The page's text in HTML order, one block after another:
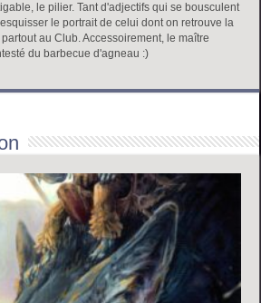
le pilier. Tant d'adjectifs qui se bousculent
le portrait de celui dont on retrouve la
au Club. Accessoirement, le maître
du barbecue d'agneau :)